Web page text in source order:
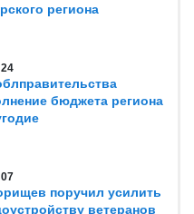
региона
бюджета региона
поручил усилить
ветеранов